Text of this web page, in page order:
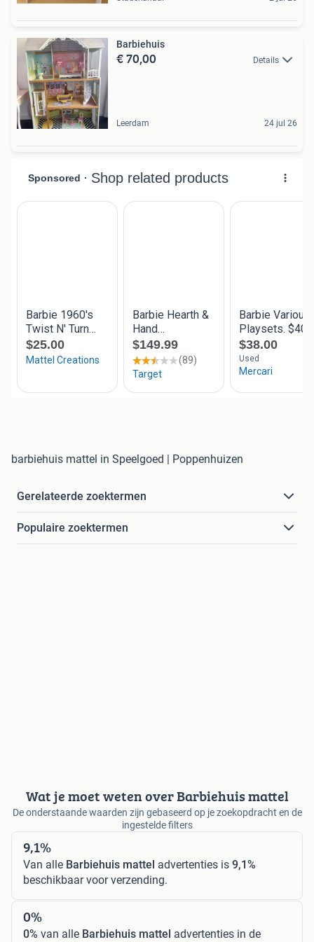
Barbiehuis
€ 70,00 Details
Leerdam 24 jul 26
barbiehuis mattel in Speelgoed | Poppenhuizen
Gerelateerde zoektermen
Populaire zoektermen
Wat je moet weten over Barbiehuis mattel
De onderstaande waarden zijn gebaseerd op je zoekopdracht en de
ingestelde filters
9,1%
Van alle Barbiehuis mattel advertenties is 9,1%
beschikbaar voor verzending.
0%
0% van alle Barbiehuis mattel advertenties in de